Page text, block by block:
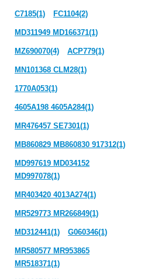
C7185(1) FC1104(2)
MD311949 MD166371(1)
MZ690070(4) ACP779(1)
MN101368 CLM28(1)
1770A053(1)
4605A198 4605A284(1)
MR476457 SE7301(1)
MB860829 MB860830 917312(1)
MD997619 MD034152
MD997078(1)
MR403420 4013A274(1)
MR529773 MR266849(1)
MD312441(1) G060346(1)
MR580577 MR953865
MR518371(1)